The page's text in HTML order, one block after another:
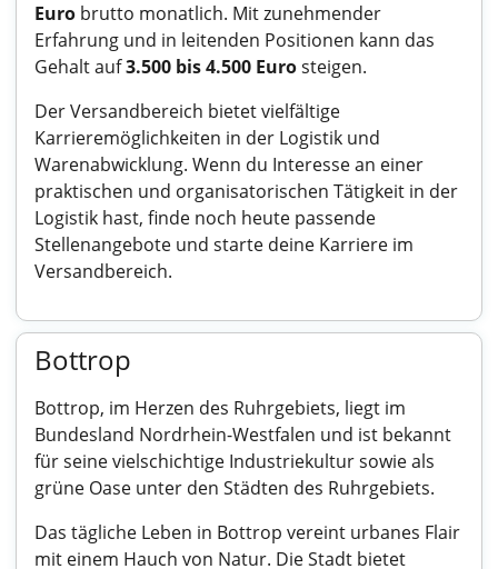
Euro brutto monatlich. Mit zunehmender
Erfahrung und in leitenden Positionen kann das
Gehalt auf3.500 bis 4.500 Eurosteigen.
Der Versandbereich bietet vielfältige
Karrieremöglichkeiten in der Logistik und
Warenabwicklung. Wenn du Interesse an einer
praktischen und organisatorischen Tätigkeit in der
Logistik hast, finde noch heute passende
Stellenangebote und starte deine Karriere im
Versandbereich.
Bottrop
Bottrop, im Herzen des Ruhrgebiets, liegt im
Bundesland Nordrhein-Westfalen und ist bekannt
für seine vielschichtige Industriekultur sowie als
grüne Oase unter den Städten des Ruhrgebiets.
Das tägliche Leben in Bottrop vereint urbanes Flair
mit einem Hauch von Natur. Die Stadt bietet